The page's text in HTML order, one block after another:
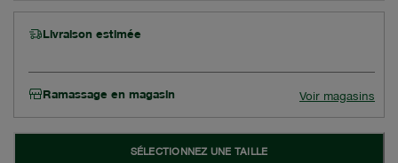
Livraison estimée
Ramassage en magasin Voir magasins
SÉLECTIONNEZ UNE TAILLE